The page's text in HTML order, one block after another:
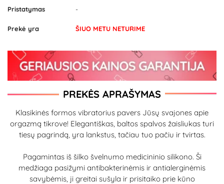
Pristatymas -
Prekė yra ŠIUO METU NETURIME
PREKĖS APRAŠYMAS
Klasikinės formos vibratorius pavers Jūsų svajones apie
orgazmą tikrove! Elegantiškas, baltos spalvos žaisliukas turi
tiesų pagrindą, yra lankstus, tačiau tuo pačiu ir tvirtas.
Pagamintas iš šilko švelnumo medicininio silikono. Ši
medžiaga pasižymi antibakterinėmis ir antialerginėmis
savybėmis, ji greitai sušyla ir prisitaiko prie kūno